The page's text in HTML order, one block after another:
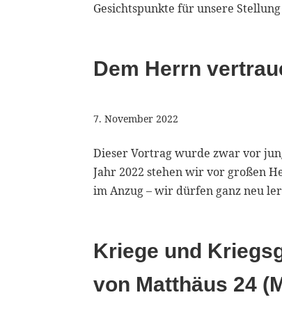
Gesichtspunkte für unsere
Dem Herrn
7. November 2022
Dieser Vortrag wurde zwar vor
Jahr 2022 stehen wir vor großen
im Anzug – wir dürfen ganz neu
Kriege und
von Matthäus 24